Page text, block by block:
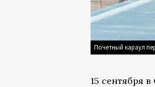
Почетный караул
15 сентября